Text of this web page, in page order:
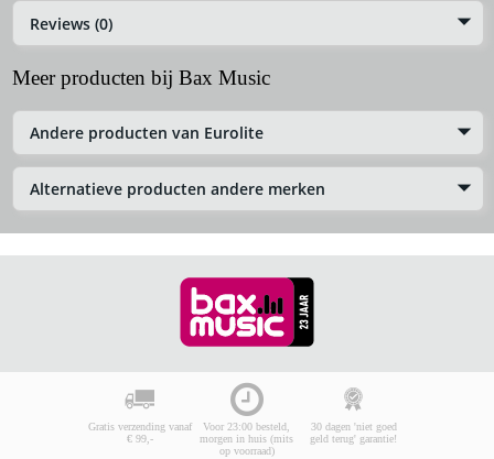
Reviews (0)
Meer producten bij Bax Music
Andere producten van Eurolite
Alternatieve producten andere merken
Gratis verzending vanaf
€ 99,-
Voor 23:00 besteld,
morgen in huis (mits
op voorraad)
30 dagen 'niet goed
geld terug' garantie!